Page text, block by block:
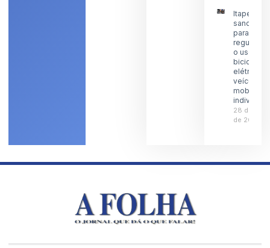
Itaperuna
sanciona
para
o uso de
bicicletas
elétricas
veículos
individual
28 de
de 2026